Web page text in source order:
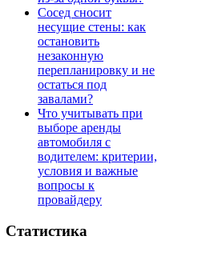
Сосед сносит
несущие стены: как
остановить
незаконную
перепланировку и не
остаться под
завалами?
Что учитывать при
выборе аренды
автомобиля с
водителем: критерии,
условия и важные
вопросы к
провайдеру
Статистика